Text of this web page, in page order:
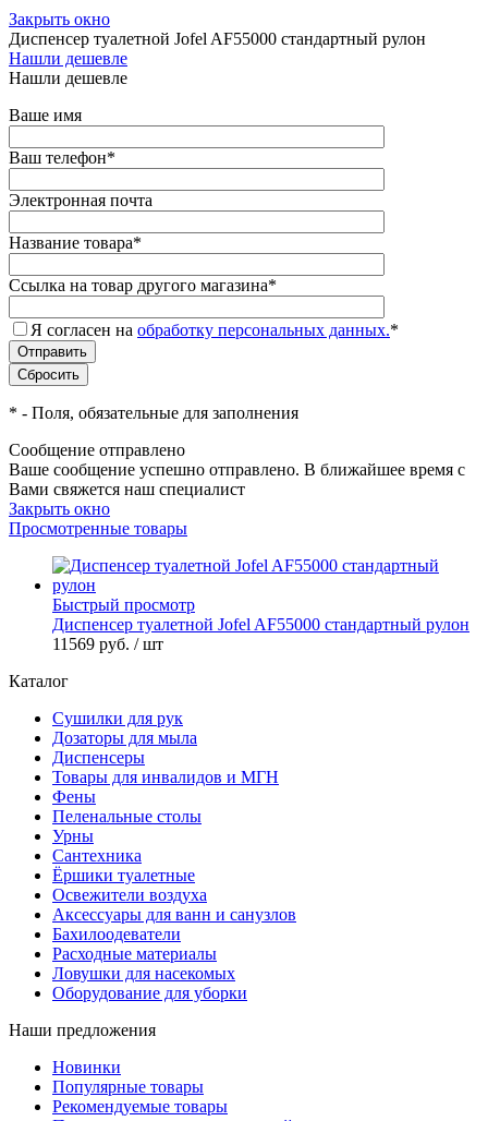
Закрыть окно
Диспенсер туалетной Jofel AF55000 стандартный рулон
Нашли дешевле
Нашли дешевле
Ваше имя
Ваш телефон*
Электронная почта
Название товара*
Ссылка на товар другого магазина*
Я согласен на обработку персональных данных.*
* - Поля, обязательные для заполнения
Сообщение отправлено
Ваше сообщение успешно отправлено. В ближайшее время с
Вами свяжется наш специалист
Закрыть окно
Просмотренные товары
Быстрый просмотр
Диспенсер туалетной Jofel AF55000 стандартный рулон
11569 руб. / шт
Каталог
Сушилки для рук
Дозаторы для мыла
Диспенсеры
Товары для инвалидов и МГН
Фены
Пеленальные столы
Урны
Сантехника
Ёршики туалетные
Освежители воздуха
Аксессуары для ванн и санузлов
Бахилоодеватели
Расходные материалы
Ловушки для насекомых
Оборудование для уборки
Наши предложения
Новинки
Популярные товары
Рекомендуемые товары